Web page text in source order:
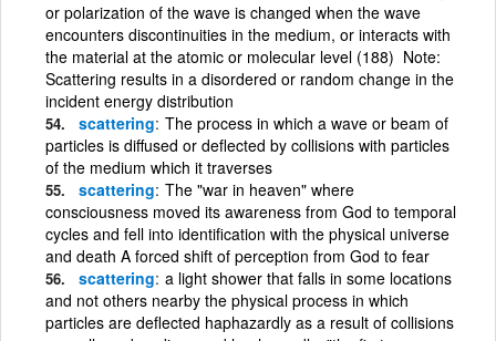
or polarization of the wave is changed when the wave
encounters discontinuities in the medium, or interacts with
the material at the atomic or molecular level (188) Note:
Scattering results in a disordered or random change in the
incident energy distribution
scattering The process in which a wave or beam of
particles is diffused or deflected by collisions with particles
of the medium which it traverses
scattering The "war in heaven" where
consciousness moved its awareness from God to temporal
cycles and fell into identification with the physical universe
and death A forced shift of perception from God to fear
scattering a light shower that falls in some locations
and not others nearby the physical process in which
particles are deflected haphazardly as a result of collisions